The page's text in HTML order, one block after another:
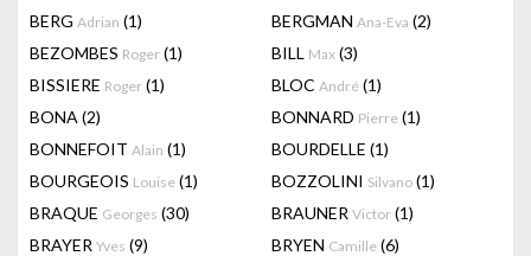
BERG Adrian (1) BERGMAN Ana-Eva (2)
BEZOMBES Roger (1) BILL Max (3)
BISSIERE Roger (1) BLOC André (1)
BONA (2) BONNARD Pierre (1)
BONNEFOIT Alain (1) BOURDELLE (1)
BOURGEOIS Louise (1) BOZZOLINI Silvano (1)
BRAQUE Georges (30) BRAUNER Victor (1)
BRAYER Yves (9) BRYEN Camille (6)